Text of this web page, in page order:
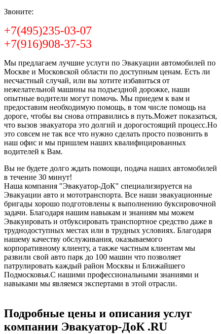
Звоните:
+7(495)235-03-07
+7(916)908-37-53
Мы предлагаем лучшие услуги по Эвакуации автомобилей по
Москве и Московской области по доступным ценам. Есть ли
несчастный случай, или вы хотите избавиться от
нежелательной машины на подъездной дорожке, наши
опытные водители могут помочь. Мы приедем к вам и
предоставим необходимую помощь, в том числе помощь на
дороге, чтобы вы снова отправились в путь.Может показаться,
что вызов эвакуатора это долгий и дорогостоящий процесс.Но
это совсем не так все что нужно сделать просто позвонить в
наш офис и мы пришлем наших квалифицированных
водителей к Вам.
Вы не будете долго ждать помощи, подача наших автомобилей
в течение 30 минут!
Наша компания "Эвакуатор-ДоК" специализируется на
Эвакуации авто и мототранспорта. Все наши эвакуационные
бригады хорошо подготовлены к выполнению буксировочной
задачи. Благодаря нашим навыкам и знаниям мы можем
Эвакуировать и отбуксировать транспортное средство даже в
труднодоступных местах или в трудных условиях. Благодаря
нашему качеству обслуживания, оказываемого
корпоративному клиенту, а также частным клиентам мы
развили свой авто парк до 100 машин что позволяет
патрулировать каждый район Москвы и Ближайшего
Подмосковья.С нашими профессиональными знаниями и
навыками мы являемся экспертами в этой отрасли.
Подробные цены и описания услуг
компании Эвакуатор-ДоК .RU